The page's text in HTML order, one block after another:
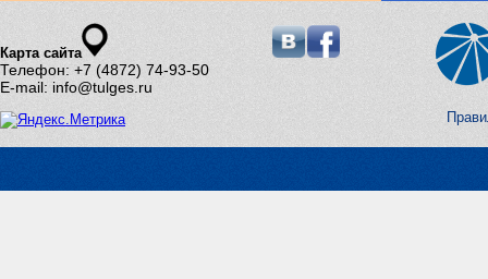
Карта сайта
Телефон: +7 (4872) 74-93-50
E-mail: info@tulges.ru